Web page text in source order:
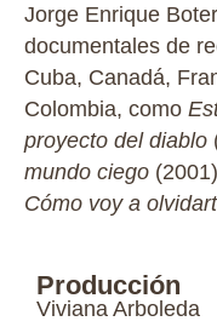
Jorge Enrique
documentales de
Cuba, Canadá,
Colombia, como
proyecto del diablo
mundo ciego
Cómo voy a
Producción
Viviana Arboleda